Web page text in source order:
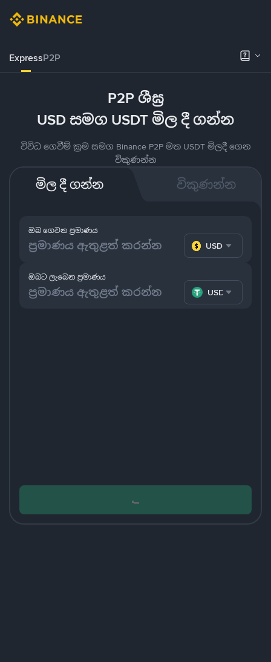
ExpressP2P
P2P ශීඝ්‍ර
USD සමග USDT මිල දී ගන්න
විවිධ ගෙවීම් ක්‍රම සමග Binance P2P මත USDT මිලදී ගෙන
විකුණන්න
මිල දී ගන්න විකුණන්න
ඔබ ගෙවන ප්‍රමාණය
USD
ඔබට ලැබෙන ප්‍රමාණය
USDT